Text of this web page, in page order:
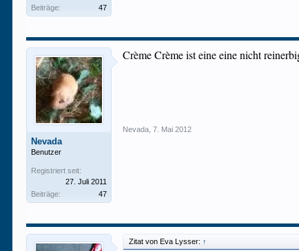
Beiträge:
47
Nevada
Benutzer
Registriert seit:
27. Juli 2011
Beiträge:
47
Crème Crème ist eine eine nicht
Nevada 7. Mai 2012
Zitat von Eva Lysser: ↑